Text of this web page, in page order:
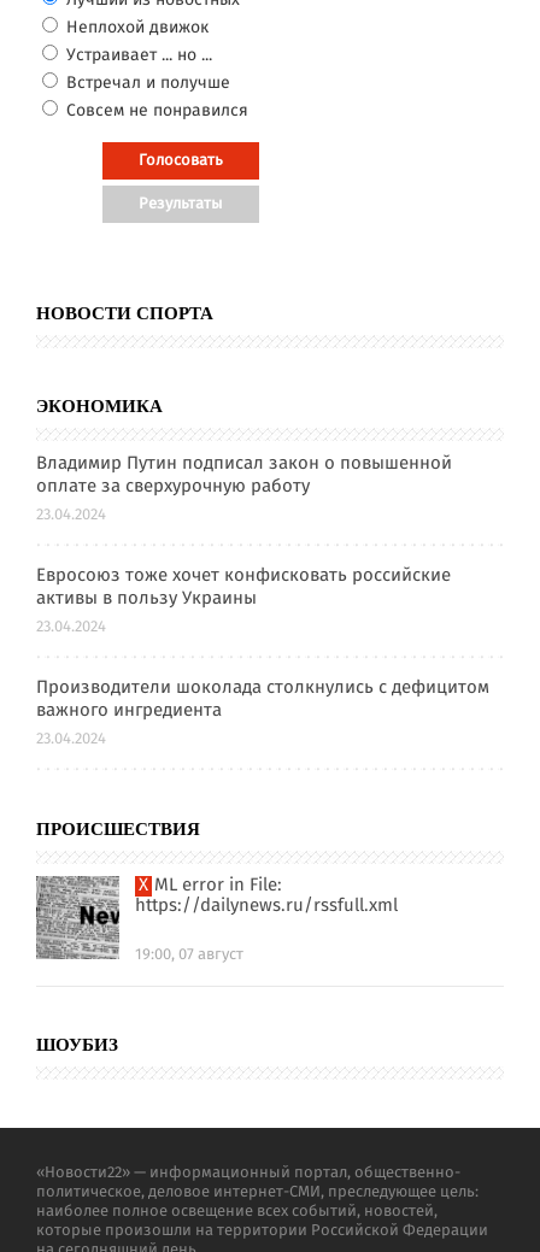
Неплохой движок
Устраивает ... но ...
Встречал и получше
Совсем не понравился
НОВОСТИ СПОРТА
ЭКОНОМИКА
Владимир Путин подписал закон о повышенной
оплате за сверхурочную работу
23.04.2024
Евросоюз тоже хочет конфисковать российские
активы в пользу Украины
23.04.2024
Производители шоколада столкнулись с дефицитом
важного ингредиента
23.04.2024
ПРОИСШЕСТВИЯ
XML error in File:
https://dailynews.ru/rssfull.xml
19:00, 07 август
ШОУБИЗ
«Новости22» — информационный портал, общественно-
политическое, деловое интернет-СМИ, преследующее цель:
наиболее полное освещение всех событий, новостей,
которые произошли на территории Российской Федерации